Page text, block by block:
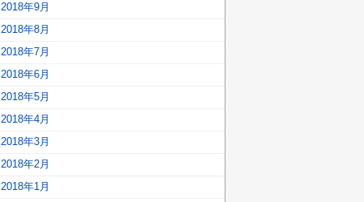
2018年9月
2018年8月
2018年7月
2018年6月
2018年5月
2018年4月
2018年3月
2018年2月
2018年1月